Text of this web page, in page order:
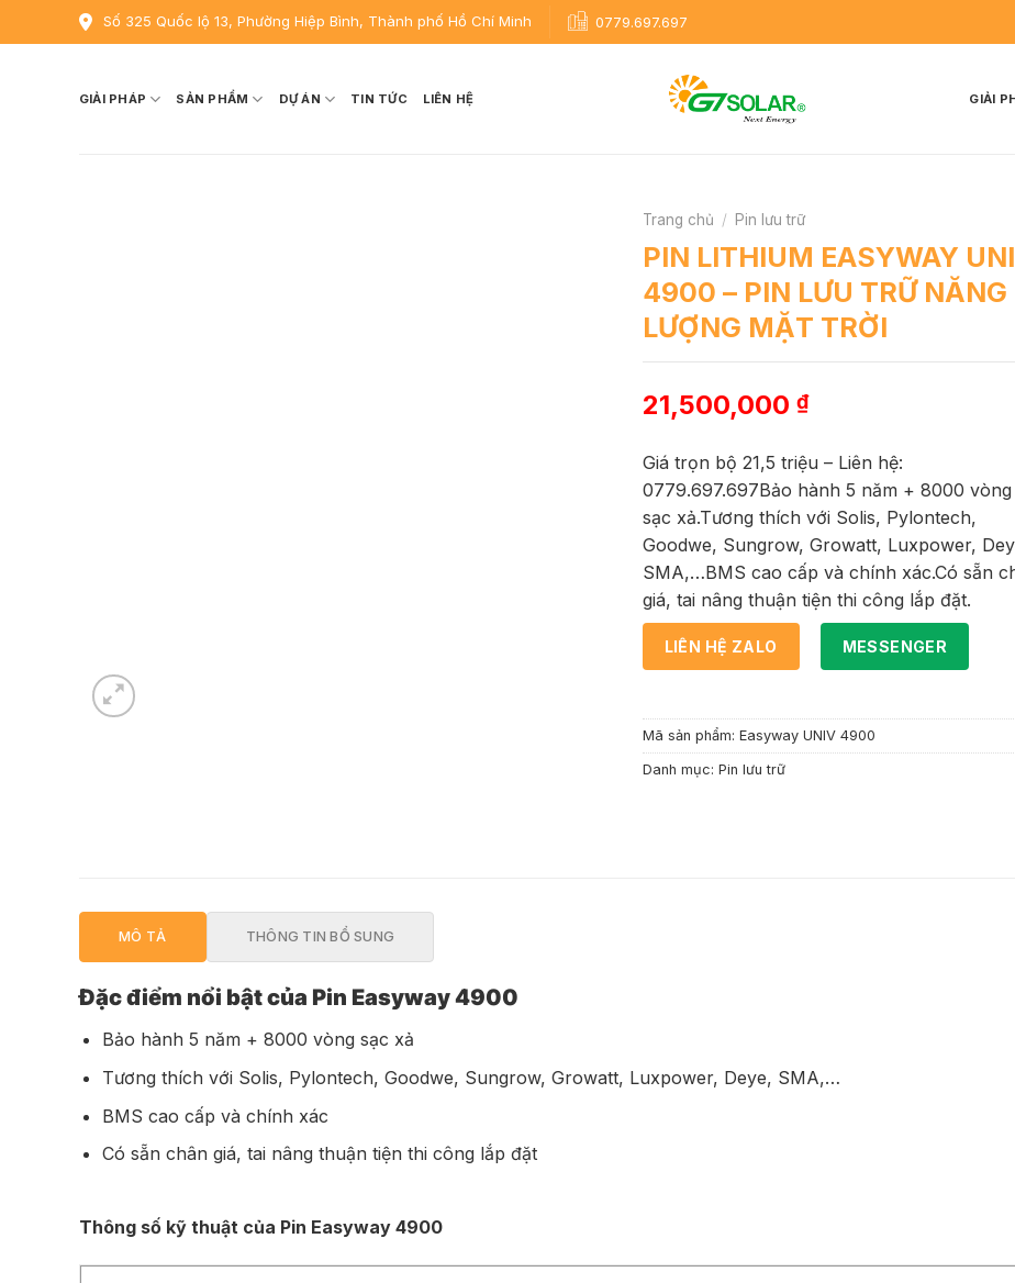
to
Số 325 Quốc lộ 13, Phường Hiệp Bình, Thành phố Hồ Chí Minh 0779.697.697
GIẢI PHÁP SẢN PHẨM DỰ ÁN TIN TỨC LIÊN HỆ GIẢI
Trang chủ / Pin lưu trữ
PIN LITHIUM EASYWAY
4900 – PIN LƯU TRỮ NĂNG
LƯỢNG MẶT TRỜI
21,500,000 ₫
Giá trọn bộ 21,5 triệu – Liên hệ:
0779.697.697Bảo hành 5 năm + 8000 vòng
sạc xả.Tương thích với Solis, Pylontech,
Goodwe, Sungrow, Growatt, Luxpower,
SMA,…BMS cao cấp và chính xác.Có sẵn
giá, tai nâng thuận tiện thi công lắp đặt.
LIÊN HỆ ZALO MESSENGER
Mã sản phẩm: Easyway UNIV 4900
Danh mục: Pin lưu trữ
MÔ TẢ THÔNG TIN BỔ SUNG
Đặc điểm nổi bật của Pin Easyway 4900
Bảo hành 5 năm + 8000 vòng sạc xả
Tương thích với Solis, Pylontech, Goodwe, Sungrow, Growatt, Luxpower, Deye, SMA,…
BMS cao cấp và chính xác
Có sẵn chân giá, tai nâng thuận tiện thi công lắp đặt
Thông số kỹ thuật của Pin Easyway 4900